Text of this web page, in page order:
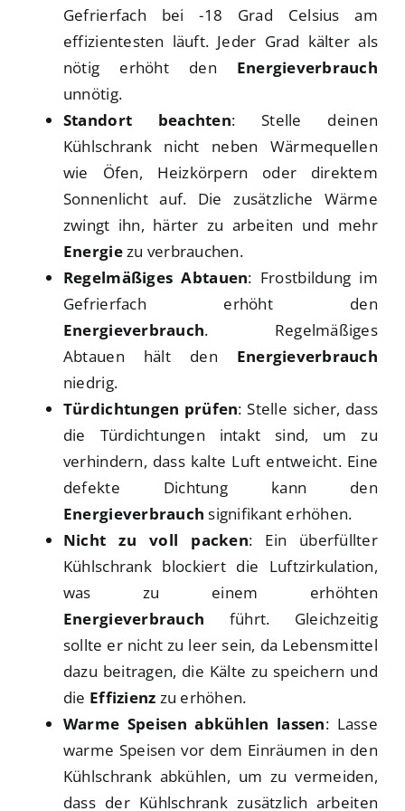
Gefrierfach bei -18 Grad Celsius am
effizientesten läuft. Jeder Grad kälter als
nötig erhöht den Energieverbrauch
unnötig.
Standort beachten: Stelle deinen
Kühlschrank nicht neben Wärmequellen
wie Öfen, Heizkörpern oder direktem
Sonnenlicht auf. Die zusätzliche Wärme
zwingt ihn, härter zu arbeiten und mehr
Energiezu verbrauchen.
Regelmäßiges Abtauen: Frostbildung im
Gefrierfach erhöht den
Energieverbrauch. Regelmäßiges
Abtauen hält den Energieverbrauch
niedrig.
Türdichtungen prüfen: Stelle sicher, dass
die Türdichtungen intakt sind, um zu
verhindern, dass kalte Luft entweicht. Eine
defekte Dichtung kann den
Energieverbrauch signifikant erhöhen.
Nicht zu voll packen: Ein überfüllter
Kühlschrank blockiert die Luftzirkulation,
was zu einem erhöhten
Energieverbrauch führt. Gleichzeitig
sollte er nicht zu leer sein, da Lebensmittel
dazu beitragen, die Kälte zu speichern und
die Effizienz zu erhöhen.
Warme Speisen abkühlen lassen: Lasse
warme Speisen vor dem Einräumen in den
Kühlschrank abkühlen, um zu vermeiden,
dass der Kühlschrank zusätzlich arbeiten